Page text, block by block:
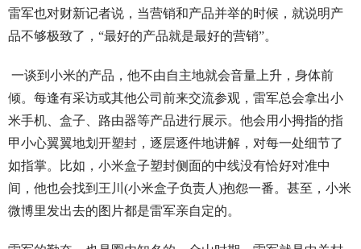
雷军也对财新记者说，当营销和产品并举的时候，就说明产
品不够极致了，“最好的产品就是最好的营销”。
一谈到小米的产品，他不由自主地就会音量上升，身体前
倾。每逢有采访或其他公司前来交流参观，雷军总会拿出小
米手机、盒子、路由器等产品进行展示。他会用小拇指的指
甲小心翼翼地划开塑封，逐层逐件地讲解，对每一处细节了
如指掌。比如，小米盒子塑封侧面的中线没有恰好对准中
间，他也会找到王川(小米盒子负责人)抱怨一番。甚至，小米
微博里发出去的图片都是雷军亲自定的。